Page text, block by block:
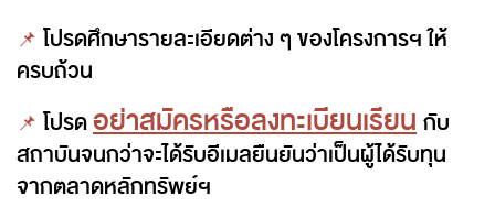
📌 โปรดศึกษารายละเอียดต่าง ๆ ของโครงการฯ ให้
ครบถ้วน
📌 โปรดอย่าสมัครหรือลงทะเบียนเรียนกับ
สถาบันจนกว่าจะได้รับอีเมลยืนยันว่าเป็นผู้ได้รับทุน
จากตลาดหลักทรัพย์ฯ